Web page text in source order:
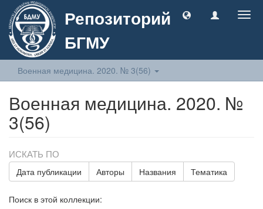
Репозиторий
БГМУ
Военная медицина. 2020. № 3(56)
Военная медицина. 2020. №
3(56)
ИСКАТЬ ПО
Дата публикации Авторы Названия Тематика
Поиск в этой коллекции: